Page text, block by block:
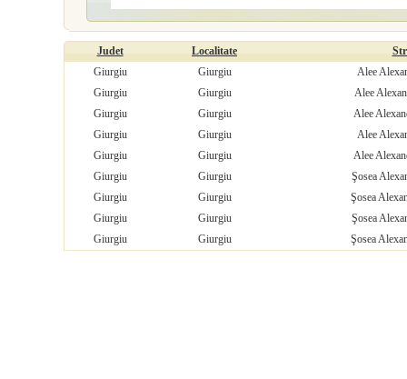
Judet Localitate
Giurgiu
Giurgiu
Alee
Giurgiu
Giurgiu
Alee
Giurgiu
Giurgiu
Alee
Giurgiu
Giurgiu
Alee
Giurgiu
Giurgiu
Alee
Giurgiu
Giurgiu
Şosea
Giurgiu
Giurgiu
Şosea
Giurgiu
Giurgiu
Şosea
Giurgiu
Giurgiu Şosea